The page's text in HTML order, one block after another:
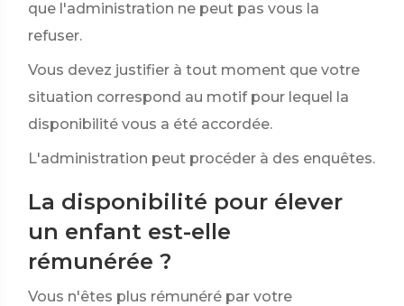
que l'administration ne peut pas vous la
refuser.
Vous devez justifier à tout moment que votre
situation correspond au motif pour lequel la
disponibilité vous a été accordée.
L'administration peut procéder à des enquêtes.
La disponibilité pour élever
un enfant est-elle
rémunérée ?
Vous n'êtes plus rémunéré par votre